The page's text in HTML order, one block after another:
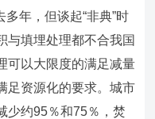
多年，但谈起“非典”时
与填埋处理都不合我国
可以大限度的满足减量
足资源化的要求。城市
少约95％和75％，焚